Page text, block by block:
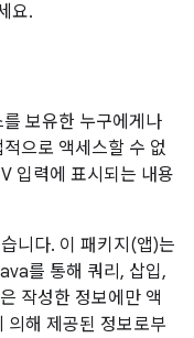
요.
보유한 누구에게나
으로 액세스할 수 없
입력에 표시되는 내용
니다. 이 패키지(앱)는
를 통해 쿼리, 삽입,
작성한 정보에만 액
의해 제공된 정보로부